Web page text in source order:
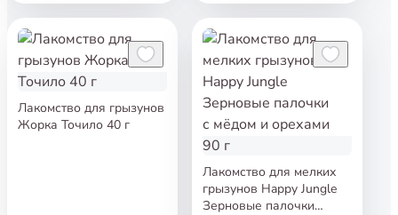
Лакомство для грызунов
Жорка Точило 40 г
Лакомство для мелких
грызунов Happy Jungle
Зерновые палочки